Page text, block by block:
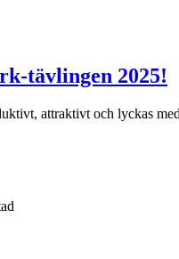
tävlingen 2025!
attraktivt och lyckas